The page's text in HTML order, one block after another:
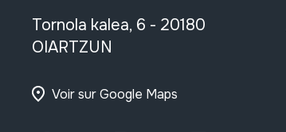
Tornola kalea, 6 - 20180
OIARTZUN
Voir sur Google Maps